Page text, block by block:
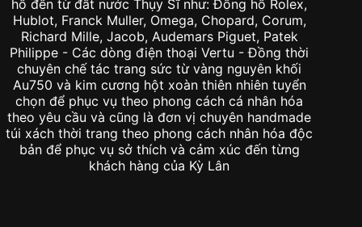
hồ đến từ đất nước Thụy Sĩ như: Đồng hồ Rolex,
Hublot, Franck Muller, Omega, Chopard, Corum,
Richard Mille, Jacob, Audemars Piguet, Patek
Philippe - Các dòng điện thoại Vertu - Đồng thời
chuyên chế tác trang sức từ vàng nguyên khối
Au750 và kim cương hột xoàn thiên nhiên tuyển
chọn để phục vụ theo phong cách cá nhân hóa
theo yêu cầu và cũng là đơn vị chuyên handmade
túi xách thời trang theo phong cách nhân hóa độc
bản để phục vụ sở thích và cảm xúc đến từng
khách hàng của Kỳ Lân